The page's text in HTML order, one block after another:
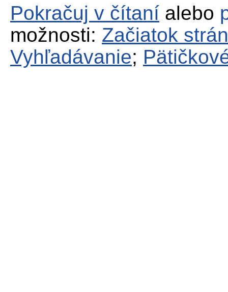
Pokračuj v čítaní alebo
možnosti: Začiatok
Vyhľadávanie;